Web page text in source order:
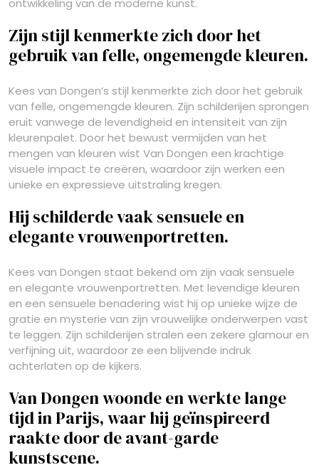
ontwikkeling van de moderne kunst.
Zijn stijl kenmerkte zich door het
gebruik van felle, ongemengde kleuren.
Kees van Dongen’s stijl kenmerkte zich door het gebruik
van felle, ongemengde kleuren. Zijn schilderijen sprongen
eruit vanwege de levendigheid en intensiteit van zijn
kleurenpalet. Door het bewust vermijden van het
mengen van kleuren wist Van Dongen een krachtige
visuele impact te creëren, waardoor zijn werken een
unieke en expressieve uitstraling kregen.
Hij schilderde vaak sensuele en
elegante vrouwenportretten.
Kees van Dongen staat bekend om zijn vaak sensuele
en elegante vrouwenportretten. Met levendige kleuren
en een sensuele benadering wist hij op unieke wijze de
gratie en mysterie van zijn vrouwelijke onderwerpen vast
te leggen. Zijn schilderijen stralen een zekere glamour en
verfijning uit, waardoor ze een blijvende indruk
achterlaten op de kijkers.
Van Dongen woonde en werkte lange
tijd in Parijs, waar hij geïnspireerd
raakte door de avant-garde
kunstscene.